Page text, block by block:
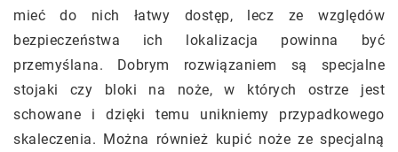
mieć do nich łatwy dostęp, lecz ze względów
bezpieczeństwa ich lokalizacja powinna być
przemyślana. Dobrym rozwiązaniem są specjalne
stojaki czy bloki na noże, w których ostrze jest
schowane i dzięki temu unikniemy przypadkowego
skaleczenia. Można również kupić noże ze specjalną